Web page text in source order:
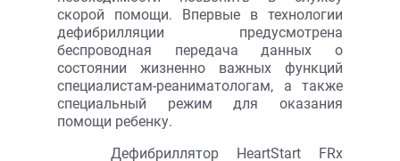
скорой помощи. Впервые в технологии
дефибрилляции предусмотрена
беспроводная передача данных о
состоянии жизненно важных функций
специалистам-реаниматологам, а также
специальный режим для оказания
помощи ребенку.
Дефибриллятор HeartStart FRx